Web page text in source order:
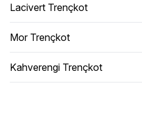
Lacivert Trençkot
Mor Trençkot
Kahverengi Trençkot